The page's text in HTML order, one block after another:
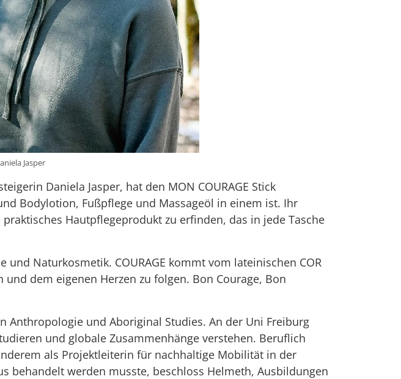
Jasper
Daniela Jasper, hat den MON COURAGE Stick
Bodylotion, Fußpflege und Massageöl in einem ist. Ihr
Hautpflegeprodukt zu erfinden, das in jede Tasche
Naturkosmetik. COURAGE kommt vom lateinischen COR
dem eigenen Herzen zu folgen. Bon Courage, Bon
Anthropologie und Aboriginal Studies. An der Uni Freiburg
und globale Zusammenhänge verstehen. Beruflich
als Projektleiterin für nachhaltige Mobilität in der
behandelt werden musste, beschloss Helmeth, Ausbildungen